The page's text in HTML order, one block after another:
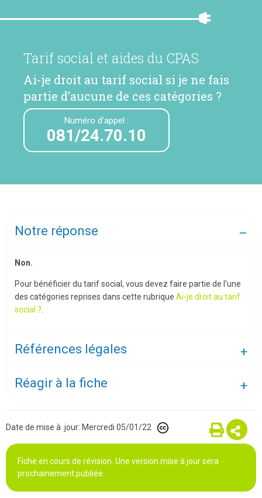
Tarif social et aides du CPAS
Ai-je droit au tarif social si je ne fais
partie d’aucune de ces catégories ?
Numéro d’appel :
081/24.70.10
Notre réponse
Non.
Pour bénéficier du tarif social, vous devez faire partie de l’une
des catégories reprises dans cette rubrique Ai-je droit au tarif
social ?
Références légales
Réagir à la fiche
Date de mise à jour: Mercredi 05/01/22
Fiche en cours de révision. Une version mise à jour sera
prochainement publiée.